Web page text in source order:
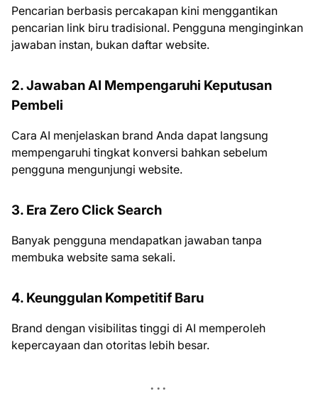
Pencarian berbasis percakapan kini menggantikan
pencarian link biru tradisional. Pengguna menginginkan
jawaban instan, bukan daftar website.
2. Jawaban AI Mempengaruhi Keputusan
Pembeli
Cara AI menjelaskan brand Anda dapat langsung
mempengaruhi tingkat konversi bahkan sebelum
pengguna mengunjungi website.
3. Era Zero Click Search
Banyak pengguna mendapatkan jawaban tanpa
membuka website sama sekali.
4. Keunggulan Kompetitif Baru
Brand dengan visibilitas tinggi di AI memperoleh
kepercayaan dan otoritas lebih besar.